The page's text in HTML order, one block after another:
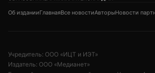
Об изданииГлавнаяВсе новостиАвторыНовости
Учредитель: ООО «ИЦТ и ИЭТ»
Издатель: ООО «Медианет»